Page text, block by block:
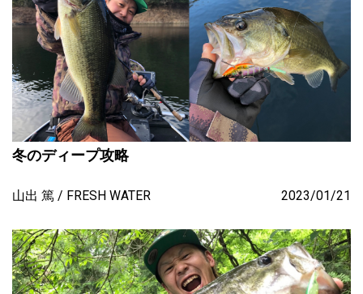
冬のディープ攻略
山出 篤 FRESH WATER 2023/01/21